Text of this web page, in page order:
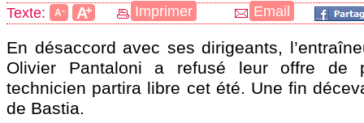
Texte: A- A+ Imprimer Email
En désaccord avec ses dirigeants,
Olivier Pantaloni a refusé leur offre de
technicien partira libre cet été. Une fin
de Bastia.